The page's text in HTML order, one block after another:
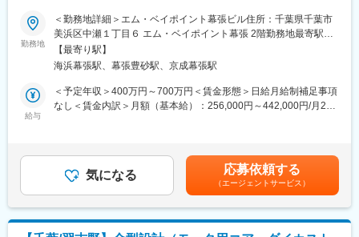
きいものとなります。
■同社の特徴：
日本を代表する小売業最大手企業のPB商品を支えていくポジショ
ンです。同社は商品開発を品質管理面からサポートしておりま
（ISO22000）、品質マネジメントシステム（ISO9001）、環境マ
ネジメントシステム（ISO14001）資格所持者等が多数活躍してい
■職務詳細：※外出、出張が多くなります。（月１５日程度）
・食品安全、労働環境、環境保全などの取組み調査、具体的には
「持続的な生産活動」のために国際標準の適正農業規範
（GLOBALG.A.P.）に基づく監査
・サプライヤー様の製造場所へ訪問、チェック項目をもとに1.5日
で調査・確認、報告書の作成ならびに改善活動
・改善活動のモニタリングならびにイオングループ各社の取引先
へ報告
了後、報告書の作成⇒後日再訪し、改善されているか再調査
■ミッション：
単なるイオングループ（元請け）と委託先工場（下請け）の関係
勤務地
＜勤務地詳細＞エム・ベイポイント幕張ビル住所：千葉県千葉市
美浜区中瀬１丁目６ エム・ベイポイント幕張 2階勤務地最寄駅：
海浜幕張駅受動喫煙対策：敷地内全面禁煙変更の範囲：会社の定
める事業所
【最寄り駅】
海浜幕張駅、幕張豊砂駅、京成幕張駅
給与
＜予定年収＞400万円～700万円＜賃金形態＞日給月給制補足事項
なし＜賃金内訳＞月額（基本給）：256,000円～442,000円/月20
までも目安の金額であり、選考を通じて上下する可能性がありま
す。月給(月額)は固定手当を含めた表記です。
気になる 応募依頼する
（エージェントサービス）